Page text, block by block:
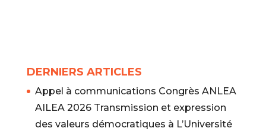
DERNIERS ARTICLES
Appel à communications Congrès ANLEA
AILEA 2026 Transmission et expression
des valeurs démocratiques à L’Université